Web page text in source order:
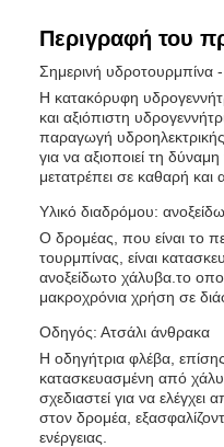
Περιγραφή του
Σημερινή υδροτουρμπίνα
Η κατακόρυφη
και αξιόπιστη
παραγωγή υδροηλεκτρικής
για να αξιοποιεί τη
μετατρέπει σε καθαρή και
Υλικό διαδρόμου:
Ο δρομέας, που είναι το
τουρμπίνας, είναι
ανοξείδωτο χάλυβα.το
μακροχρόνια χρήση σε
Οδηγός: Ατσάλι άνθρακα
Η οδηγήτρια φλέβα,
κατασκευασμένη από
σχεδιαστεί για να
στον δρομέα,
ενέργειας.